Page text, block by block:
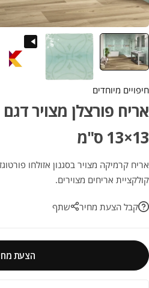
חיפויים מיוחדים
אריח פורצלן מצויר
13×13 ס"מ
אריח קרמיקה מצויר בסגנון אזולחו
קולקציית אריחים מצוירים.
קבל הצעת מחיר שתף
הצעת